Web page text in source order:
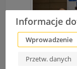
Informacje
Wprowadzenie
Przetw. danych